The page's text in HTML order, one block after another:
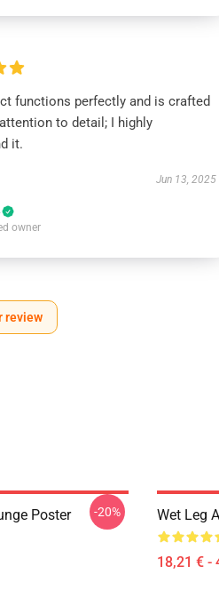
functions perfectly and is crafted
to detail; I highly
it.
Jun 13, 2025
owner
review
Poster -20% Wet Leg
18,21 € -